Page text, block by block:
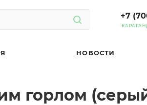
+7
НОВОСТИ
горлом